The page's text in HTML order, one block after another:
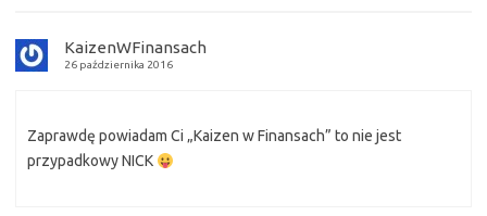
KaizenWFinansach
26 października 2016
Zaprawdę powiadam Ci „Kaizen w Finansach” to nie jest
przypadkowy NICK